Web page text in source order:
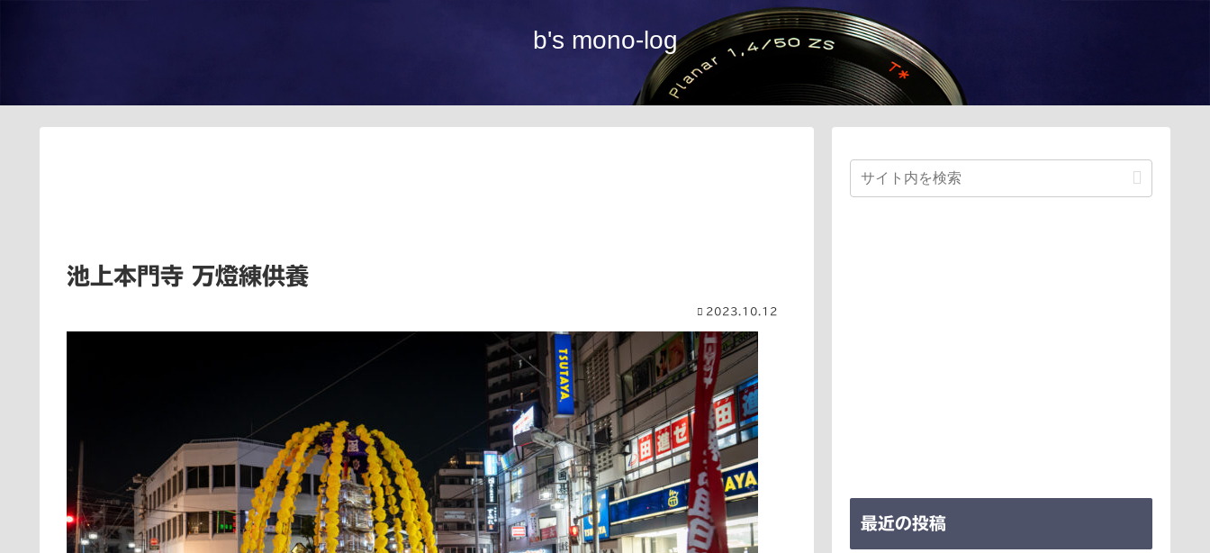
b's mono-log
池上本門寺 万燈練供養
2023.10.12
最近の投稿